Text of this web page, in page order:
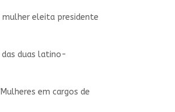
mulher eleita presidente
das duas latino-
em cargos de